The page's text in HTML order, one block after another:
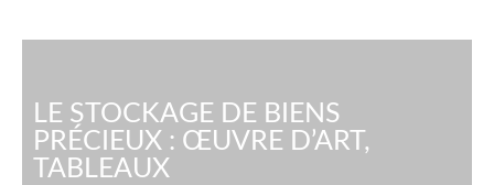
LE STOCKAGE DE BIENS
PRÉCIEUX : ŒUVRE D’ART,
TABLEAUX